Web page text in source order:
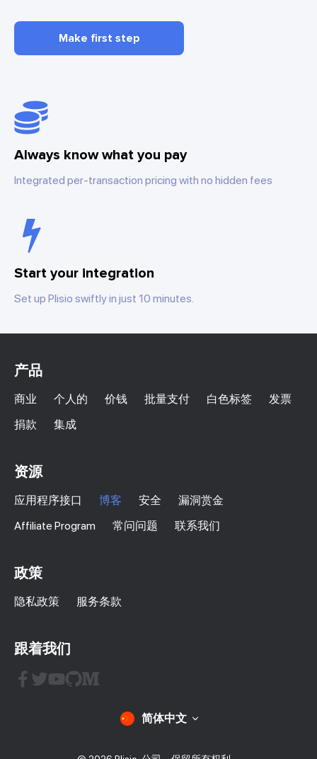
Make first step
Always know what you pay
Integrated per-transaction pricing with no hidden fees
Start your integration
Set up Plisio swiftly in just 10 minutes.
产品
商业 个人的 价钱 批量支付 白色标签
发票
捐款
集成
资源
应用程序接口 博客 安全
漏洞赏金
Affiliate Program
常问问题 联系我们
政策
隐私政策 服务条款
跟着我们
简体中文